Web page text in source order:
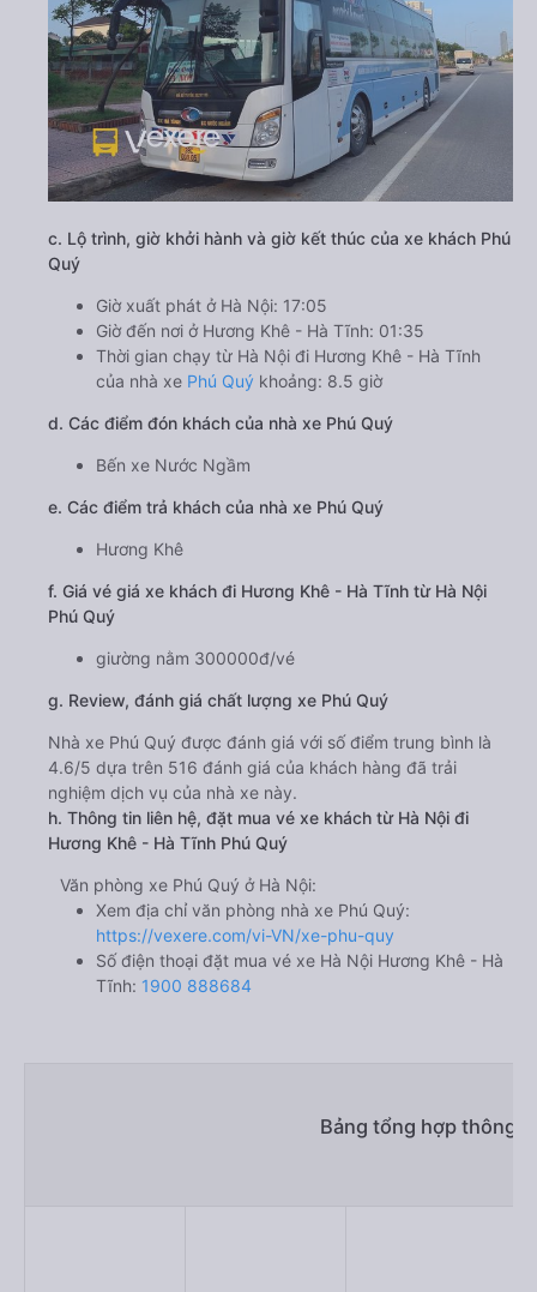
c. Lộ trình, giờ khởi hành và giờ kết thúc của xe khách Phú
Quý
Giờ xuất phát ở Hà Nội: 17:05
Giờ đến nơi ở Hương Khê - Hà Tĩnh: 01:35
Thời gian chạy từ Hà Nội đi Hương Khê - Hà Tĩnh
của nhà xe Phú Quý khoảng: 8.5 giờ
d. Các điểm đón khách của nhà xe Phú Quý
Bến xe Nước Ngầm
e. Các điểm trả khách của nhà xe Phú Quý
Hương Khê
f. Giá vé giá xe khách đi Hương Khê - Hà Tĩnh từ Hà Nội
Phú Quý
giường nằm 300000đ/vé
g. Review, đánh giá chất lượng xe Phú Quý
Nhà xe Phú Quý được đánh giá với số điểm trung bình là
4.6/5 dựa trên 516 đánh giá của khách hàng đã trải
nghiệm dịch vụ của nhà xe này.
h. Thông tin liên hệ, đặt mua vé xe khách từ Hà Nội đi
Hương Khê - Hà Tĩnh Phú Quý
Văn phòng xe Phú Quý ở Hà Nội:
Xem địa chỉ văn phòng nhà xe Phú Quý:
https://vexere.com/vi-VN/xe-phu-quy
Số điện thoại đặt mua vé xe Hà Nội Hương Khê - Hà
Tĩnh: 1900 888684
Bảng tổng hợp thông